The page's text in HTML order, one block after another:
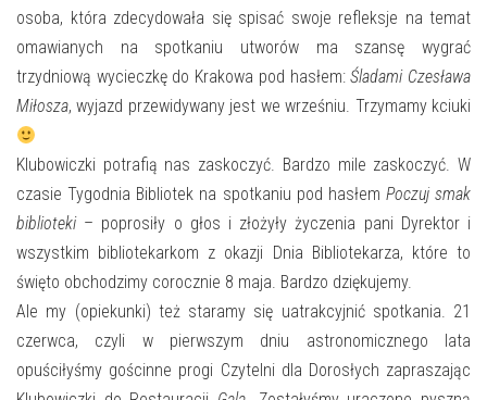
osoba, która zdecydowała się spisać swoje refleksje na temat
omawianych na spotkaniu utworów ma szansę wygrać
trzydniową wycieczkę do Krakowa pod hasłem:Śladami Czesława
Miłosza, wyjazd przewidywany jest we wrześniu. Trzymamy kciuki
Klubowiczki potrafią nas zaskoczyć. Bardzo mile zaskoczyć. W
czasie Tygodnia Bibliotek na spotkaniu pod hasłem Poczuj smak
biblioteki– poprosiły o głos i złożyły życzenia pani Dyrektor i
wszystkim bibliotekarkom z okazji Dnia Bibliotekarza, które to
święto obchodzimy corocznie 8 maja. Bardzo dziękujemy.
Ale my (opiekunki) też staramy się uatrakcyjnić spotkania. 21
czerwca, czyli w pierwszym dniu astronomicznego lata
opuściłyśmy gościnne progi Czytelni dla Dorosłych zapraszając